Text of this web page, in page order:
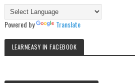
Powered by Translate
LEARNEASY IN FACEBOOK